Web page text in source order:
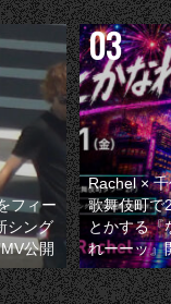
フィー
シング
公開
Rachel ×
歌舞伎町で
とかする『
れーーッ』